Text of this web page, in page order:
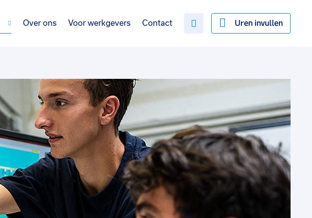
Uren invullen
Over ons Voor werkgevers Contact